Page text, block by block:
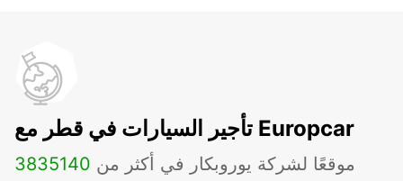
تأجير السيارات في قطر مع Europcar
3835 موقعًا لشركة يوروبكار في أكثر من 140